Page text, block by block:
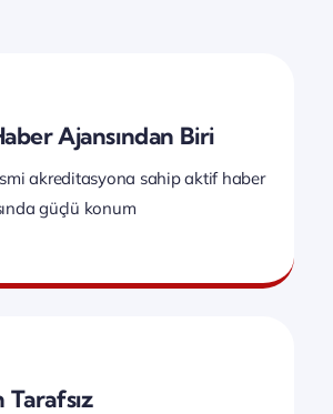
Ajansından Biri
akreditasyona sahip aktif haber
güçlü konum